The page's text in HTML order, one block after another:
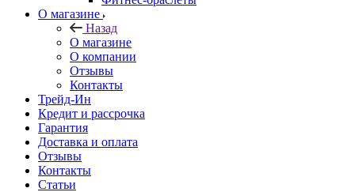
О магазине
Назад
О магазине
О компании
Отзывы
Контакты
Трейд-Ин
Кредит и рассрочка
Гарантия
Доставка и оплата
Отзывы
Контакты
Статьи